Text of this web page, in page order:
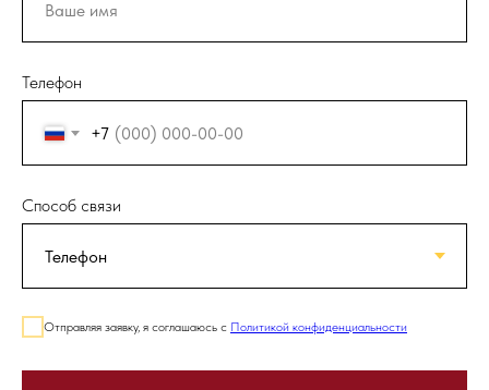
Телефон
+7
Способ связи
Отправляя заявку, я соглашаюсь с Политикой конфиденциальности